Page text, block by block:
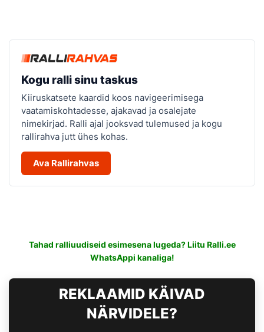
Kogu ralli sinu taskus
Kiiruskatsete kaardid koos navigeerimisega
vaatamiskohtadesse, ajakavad ja osalejate
nimekirjad. Ralli ajal jooksvad tulemused ja kogu
rallirahva jutt ühes kohas.
Ava Rallirahvas
Tahad ralliuudiseid esimesena lugeda? Liitu Ralli.ee
WhatsAppi kanaliga!
REKLAAMID KÄIVAD
NÄRVIDELE?